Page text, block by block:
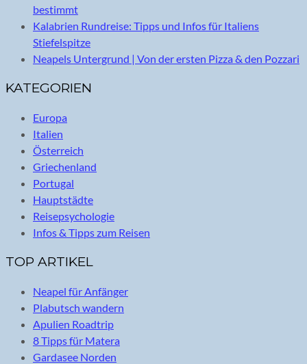
bestimmt
Kalabrien Rundreise: Tipps und Infos für Italiens
Stiefelspitze
Neapels Untergrund | Von der ersten Pizza & den Pozzari
KATEGORIEN
Europa
Italien
Österreich
Griechenland
Portugal
Hauptstädte
Reisepsychologie
Infos & Tipps zum Reisen
TOP ARTIKEL
Neapel für Anfänger
Plabutsch wandern
Apulien Roadtrip
8 Tipps für Matera
Gardasee Norden